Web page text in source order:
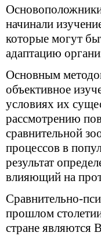
начинали
которые могут
адаптацию
Основным
объективное
условиях их
рассмотрению
сравнительной
процессов в
результат
влияющий на
Сравнительно-
прошлом
стране являются